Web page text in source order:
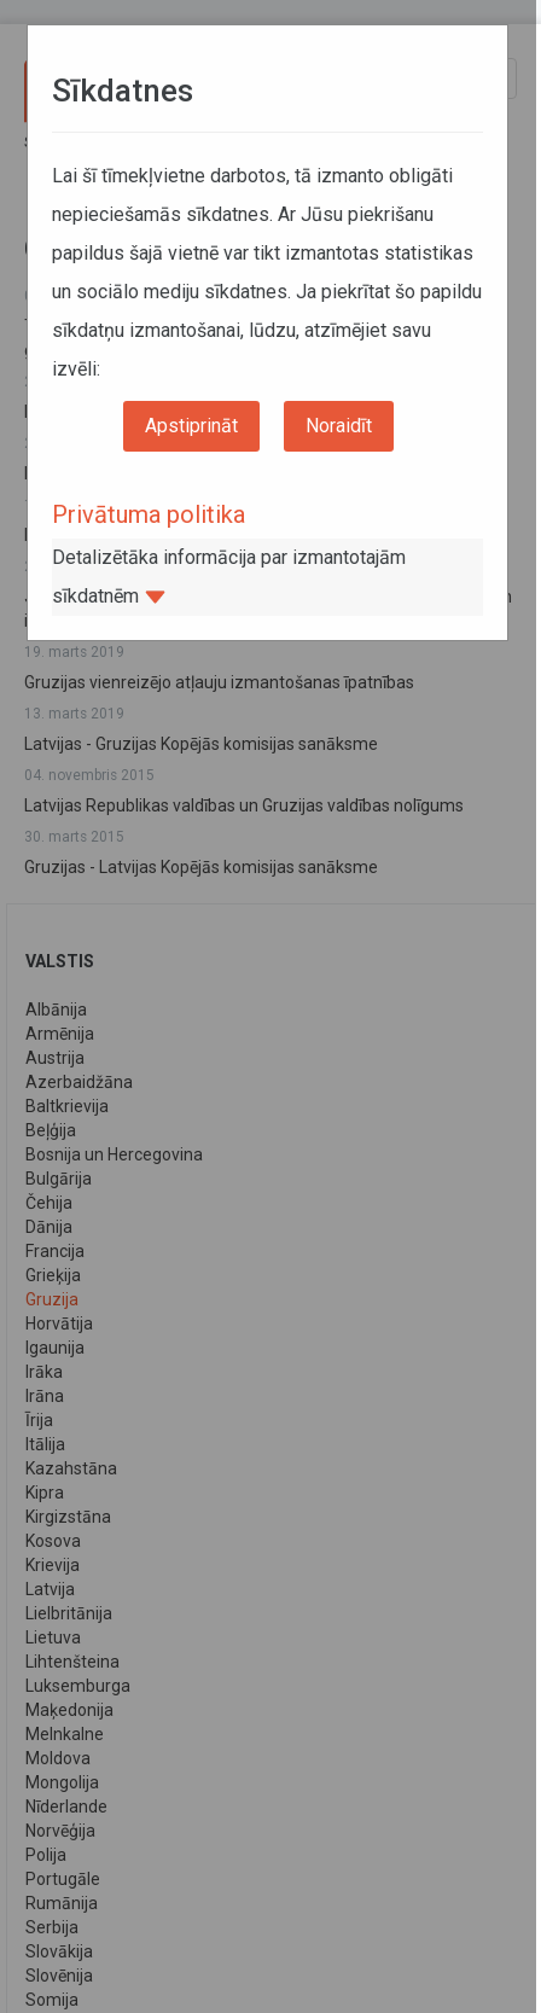
Sākums
Gruzija
01. jūlijs 2025
Transportlīdzekļu pārbaudes uz autoceļiem Gruzijā no 2025.
gada 1. jūlija
25. oktobris 2024
25. oktobris 2024
13. jūnijs 2022
26. aprīlis 2019
Jauns tehniskais regulējums par transportlīdzekļu pilnu masu un
izmēriem Gruzijā
19. marts 2019
Gruzijas vienreizējo atļauju izmantošanas īpatnības
13. marts 2019
Latvijas - Gruzijas Kopējās komisijas sanāksme
04. novembris 2015
Latvijas Republikas valdības un Gruzijas valdības nolīgums
30. marts 2015
Gruzijas - Latvijas Kopējās komisijas sanāksme
VALSTIS
Albānija
Armēnija
Austrija
Azerbaidžāna
Baltkrievija
Beļģija
Bosnija un Hercegovina
Bulgārija
Čehija
Dānija
Francija
Grieķija
Gruzija
Horvātija
Igaunija
Irāka
Irāna
Īrija
Itālija
Kazahstāna
Kipra
Kirgizstāna
Kosova
Krievija
Latvija
Lielbritānija
Lietuva
Lihtenšteina
Luksemburga
Maķedonija
Melnkalne
Moldova
Mongolija
Nīderlande
Norvēģija
Polija
Portugāle
Rumānija
Serbija
Slovākija
Slovēnija
Somija
Sīkdatnes
Lai šī tīmekļvietne darbotos, tā izmanto obligāti
nepieciešamās sīkdatnes. Ar Jūsu piekrišanu
papildus šajā vietnē var tikt izmantotas statistikas
un sociālo mediju sīkdatnes. Ja piekrītat šo papildu
sīkdatņu izmantošanai, lūdzu, atzīmējiet savu
izvēli:
Apstiprināt Noraidīt
Privātuma politika
Detalizētāka informācija par izmantotajām
sīkdatnēm